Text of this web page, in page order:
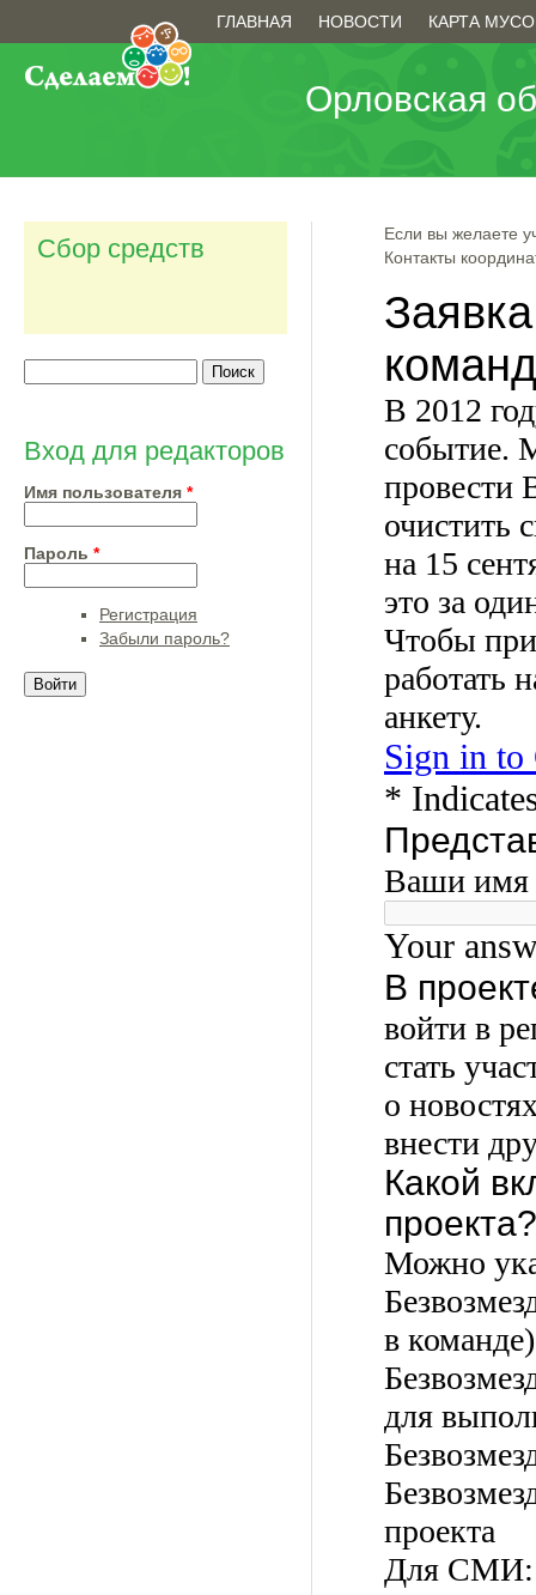
Главное меню
ГЛАВНАЯ НОВОСТИ КАРТА
Орловская
Вы здесь
Если вы желаете
Контакты
Сбор средств
Вход для редакторов
Имя пользователя *
Пароль *
Регистрация
Забыли пароль?